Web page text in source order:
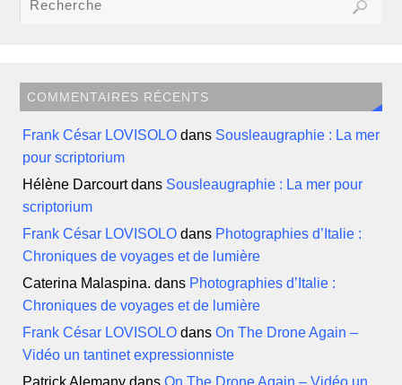
COMMENTAIRES RÉCENTS
Frank César LOVISOLO dans Sousleaugraphie : La mer
pour scriptorium
Hélène Darcourtdans Sousleaugraphie : La mer pour
scriptorium
Frank César LOVISOLO dans Photographies d’Italie :
Chroniques de voyages et de lumière
Caterina Malaspina. dans Photographies d’Italie :
Chroniques de voyages et de lumière
Frank César LOVISOLO dansOn The Drone Again –
Vidéo un tantinet expressionniste
Patrick Alemany dansOn The Drone Again – Vidéo un